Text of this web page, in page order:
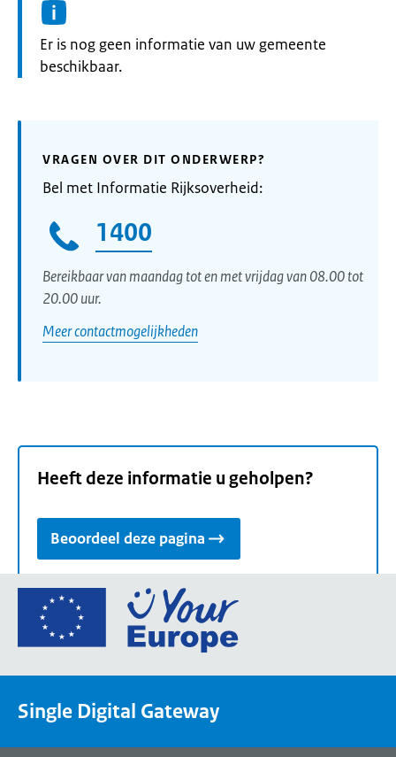
Informatie:
Er is nog geen informatie van uw gemeente
beschikbaar.
VRAGEN OVER DIT ONDERWERP?
Bel met Informatie Rijksoverheid:
1400
Bereikbaar van maandag tot en met vrijdag van 08.00 tot
20.00 uur.
Meer contactmogelijkheden
Heeft deze informatie u geholpen?
Beoordeel deze pagina
Ga
de
een
Single Digital Gateway